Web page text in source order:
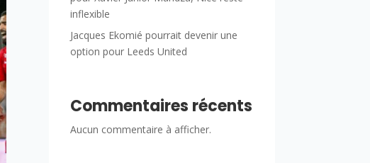
inflexible
Jacques Ekomié pourrait devenir une
option pour Leeds United
Commentaires récents
Aucun commentaire à afficher.